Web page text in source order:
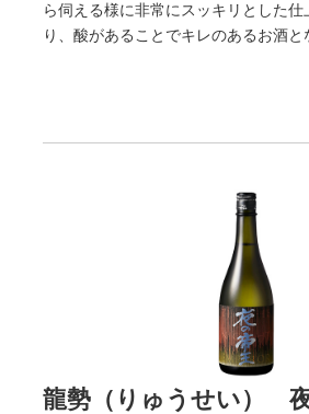
ら伺える様に非常にスッキリとした仕
り、酸があることでキレのあるお酒と
龍勢（りゅうせい）